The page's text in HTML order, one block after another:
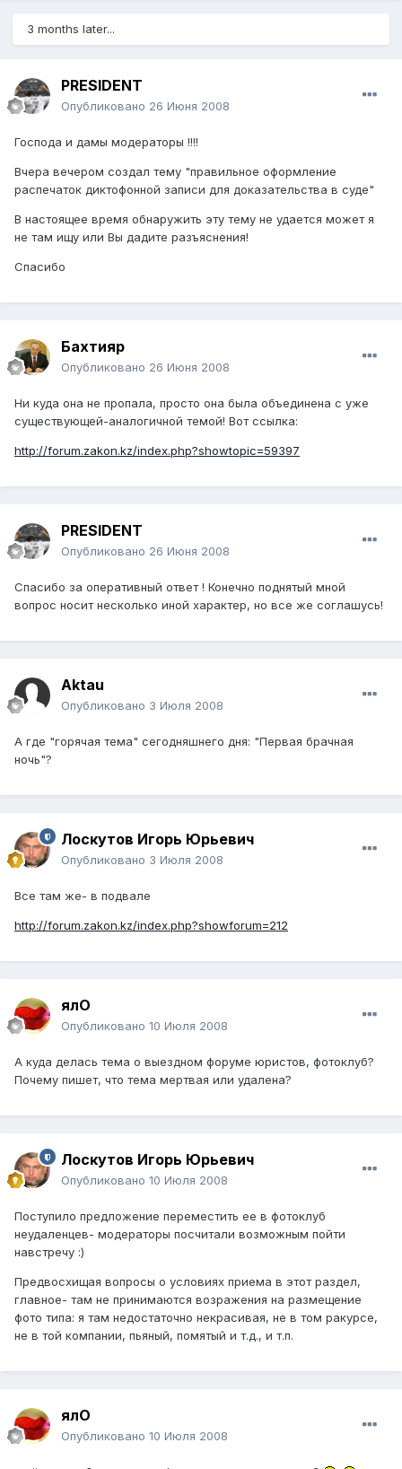
3 months later...
PRESIDENT
Опубликовано 26 Июня 2008
Господа и дамы модераторы !!!!
Вчера вечером создал тему "правильное оформление
распечаток диктофонной записи для доказательства в суде"
В настоящее время обнаружить эту тему не удается может я
не там ищу или Вы дадите разъяснения!
Спасибо
Бахтияр
Опубликовано 26 Июня 2008
Ни куда она не пропала, просто она была объединена с уже
существующей-аналогичной темой! Вот ссылка:
http://forum.zakon.kz/index.php?showtopic=59397
PRESIDENT
Опубликовано 26 Июня 2008
Спасибо за оперативный ответ ! Конечно поднятый мной
вопрос носит несколько иной характер, но все же соглашусь!
Aktau
Опубликовано 3 Июля 2008
А где "горячая тема" сегодняшнего дня: "Первая брачная
ночь"?
Лоскутов Игорь Юрьевич
Опубликовано 3 Июля 2008
Все там же- в подвале
http://forum.zakon.kz/index.php?showforum=212
ялО
Опубликовано 10 Июля 2008
А куда делась тема о выездном форуме юристов, фотоклуб?
Почему пишет, что тема мертвая или удалена?
Лоскутов Игорь Юрьевич
Опубликовано 10 Июля 2008
Поступило предложение переместить ее в фотоклуб
неудаленцев- модераторы посчитали возможным пойти
навстречу :)
Предвосхищая вопросы о условиях приема в этот раздел,
главное- там не принимаются возражения на размещение
фото типа: я там недостаточно некрасивая, не в том ракурсе,
не в той компании, пьяный, помятый и т.д., и т.п.
ялО
Опубликовано 10 Июля 2008